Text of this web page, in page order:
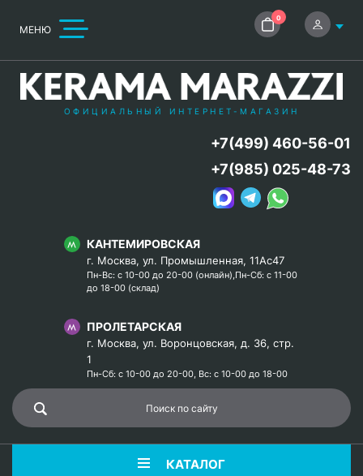
МЕНЮ
0
ОФИЦИАЛЬНЫЙ ИНТЕРНЕТ-МАГАЗИН
КАНТЕМИРОВСКАЯ
г. Москва, ул. Промышленная, 11Ас47
Пн-Вс: с 10-00 до 20-00 (онлайн),Пн-Сб: с 11-00
до 18-00 (склад)
ПРОЛЕТАРСКАЯ
г. Москва, ул. Воронцовская, д. 36, стр.
1
Пн-Сб: с 10-00 до 20-00, Вс: с 10-00 до 18-00
+7(499) 460-56-01
+7(985) 025-48-73
КАТАЛОГ